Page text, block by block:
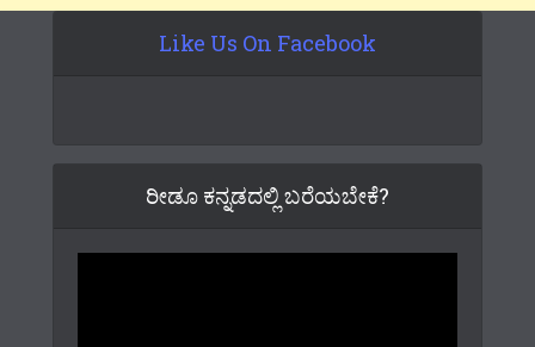
Like Us On Facebook
ರೀಡೂ ಕನ್ನಡದಲ್ಲಿ ಬರೆಯಬೇಕೆ?